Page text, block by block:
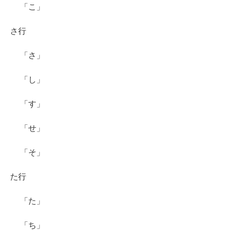
「こ」
さ行
「さ」
「し」
「す」
「せ」
「そ」
た行
「た」
「ち」